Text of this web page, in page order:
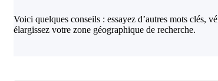
Voici quelques conseils : essayez d’autres mots clés,
élargissez votre zone géographique de recherche.